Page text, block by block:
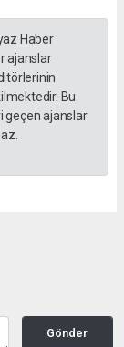
Haber
ajanslar
Bu
geçen ajanslar
Gönder